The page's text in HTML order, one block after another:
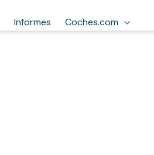
Informes Coches.com